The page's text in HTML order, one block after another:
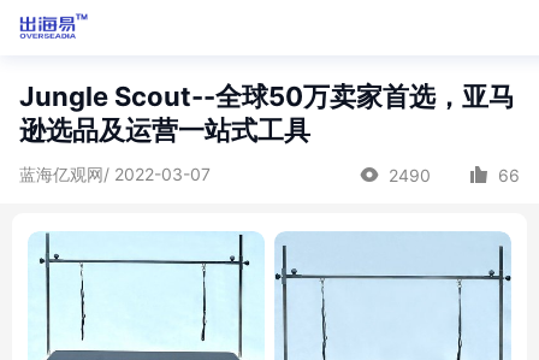
Jungle Scout--全球50万卖家首选，亚马
逊选品及运营一站式工具
蓝海亿观网/ 2022-03-07 2490 66